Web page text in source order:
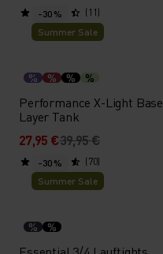
(11)
-30 %
Summer Sale
% % % %
Performance X-Light Base
Layer Tank
27,95 €39,95 €
(70)
-30 %
Summer Sale
% %